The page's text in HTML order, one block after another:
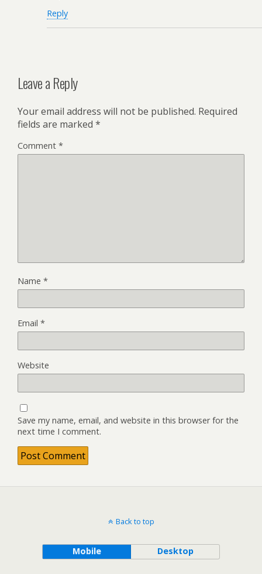
Reply
Leave a Reply
Your email address will not be published. Required
fields are marked *
Comment *
Name *
Email *
Website
Save my name, email, and website in this browser for the
next time I comment.
Back to top
Mobile Desktop